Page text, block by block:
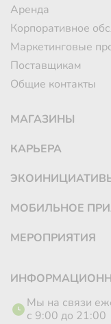
Аренда
Корпоративное
Маркетинговые
Поставщикам
Общие контакты
МАГАЗИНЫ
КАРЬЕРА
МОБИЛЬНОЕ
МЕРОПРИЯТИЯ
Мы на связи
с 9:00 до 21:00